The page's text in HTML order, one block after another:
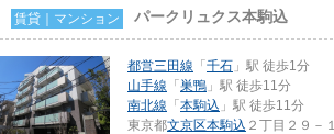
賃貸｜マンション パークリュクス本駒込
都営三田線 「 千石 」駅 徒歩1分
山手線 「 巣鴨 」駅 徒歩11分
南北線 「 本駒込 」駅 徒歩11分
東京都文京区本駒込 ２丁目２９－